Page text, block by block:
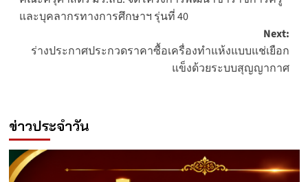
navigation
และบุคลากรทางการศึกษาฯ รุ่นที่ 40
Next:
ร่างประกาศประกวดราคาซื้อเครื่องทำแห้งแบบแช่เยือก
แข็งด้วยระบบสุญญากาศ
ข่าวประจำวัน